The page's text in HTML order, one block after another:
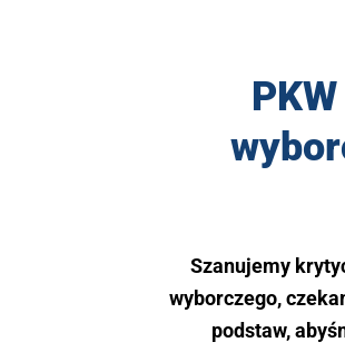
Szanujemy
wyborczego,
podstaw,